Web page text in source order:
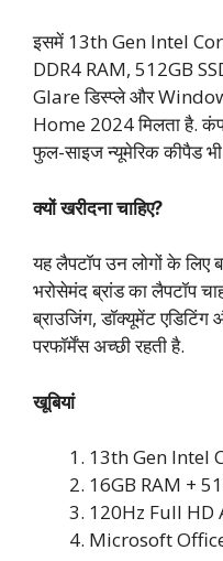
इसमें 13th Gen Intel
DDR4 RAM, 512GB
Glare डिस्प्ले और
Home 2024 मिलता है.
फुल-साइज न्यूमेरिक कीपैड भी
क्यों खरीदना चाहिए?
यह लैपटॉप उन लोगों के लिए
भरोसेमंद ब्रांड का लैपटॉप
ब्राउजिंग, डॉक्यूमेंट
परफॉर्मेंस अच्छी रहती है.
खूबियां
13th Gen Intel
16GB RAM +
120Hz Full
Microsoft